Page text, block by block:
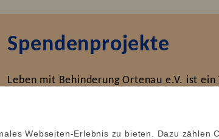
Spendenprojekte
Leben mit Behinderung Ortenau e.V. ist
Behinderungen hilft. Wir kümmern uns um
Schwierigkeiten im Verhalten oder in ihrer
Webseiten-Erlebnis zu bieten. Dazu zählen